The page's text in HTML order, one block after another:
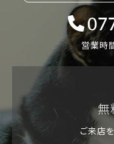
営業時
無
ご来店